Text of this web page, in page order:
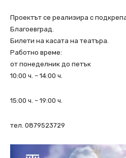
Проектът се реализира с
Благоевград.
Билети на касата на театъра.
Работно време:
от понеделник до петък
10:00 ч. – 14:00 ч.
15:00 ч. – 19:00 ч.
тел. 0879523729